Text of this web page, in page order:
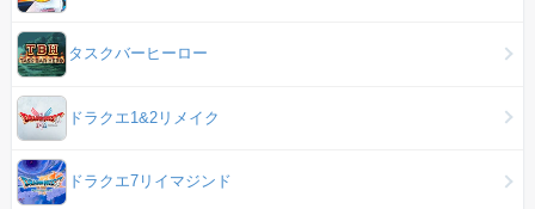
タスクバーヒーロー
ドラクエ1&2リメイク
ドラクエ7リイマジンド